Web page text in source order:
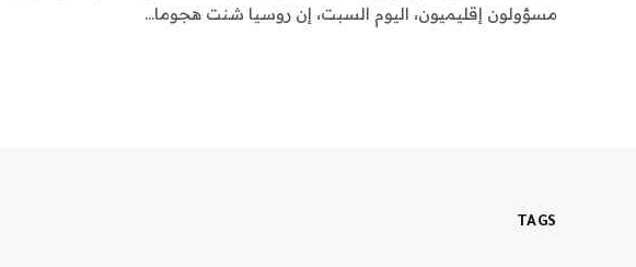
مسؤولون إقليميون، اليوم السبت، إن روسيا شنت هجوما…
TAGS